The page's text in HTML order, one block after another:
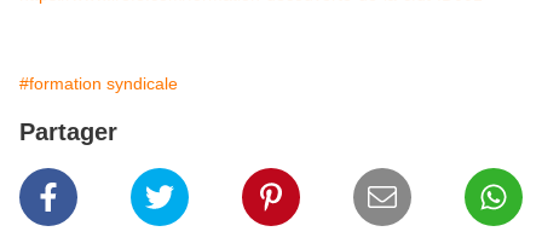
#formation syndicale
Partager